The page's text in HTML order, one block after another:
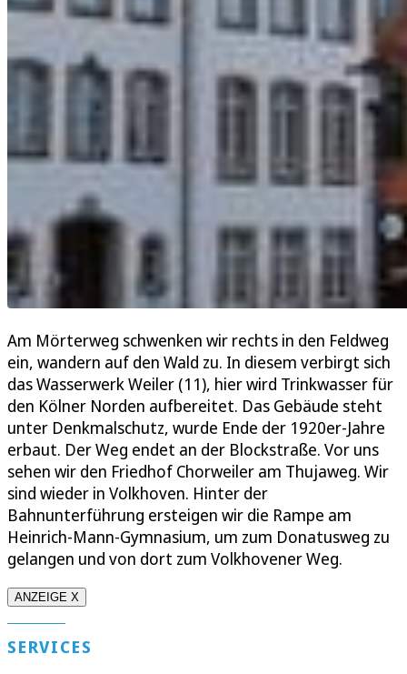
Am Mörterweg schwenken wir rechts in den Feldweg
ein, wandern auf den Wald zu. In diesem verbirgt sich
das Wasserwerk Weiler (11), hier wird Trinkwasser für
den Kölner Norden aufbereitet. Das Gebäude steht
unter Denkmalschutz, wurde Ende der 1920er-Jahre
erbaut. Der Weg endet an der Blockstraße. Vor uns
sehen wir den Friedhof Chorweiler am Thujaweg. Wir
sind wieder in Volkhoven. Hinter der
Bahnunterführung ersteigen wir die Rampe am
Heinrich-Mann-Gymnasium, um zum Donatusweg zu
gelangen und von dort zum Volkhovener Weg.
ANZEIGE X
SERVICES